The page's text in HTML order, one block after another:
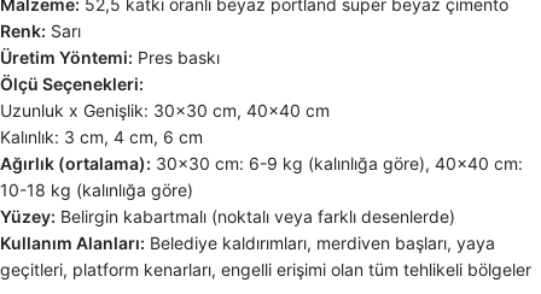
Malzeme: 52,5 katkı oranlı beyaz portland süper beyaz çimento
Renk: Sarı
Üretim Yöntemi: Pres baskı
Ölçü Seçenekleri:
Uzunluk x Genişlik: 30×30 cm, 40×40 cm
Kalınlık: 3 cm, 4 cm, 6 cm
Ağırlık (ortalama): 30×30 cm: 6-9 kg (kalınlığa göre), 40×40 cm:
10-18 kg (kalınlığa göre)
Yüzey: Belirgin kabartmalı (noktalı veya farklı desenlerde)
Kullanım Alanları: Belediye kaldırımları, merdiven başları, yaya
geçitleri, platform kenarları, engelli erişimi olan tüm tehlikeli bölgeler